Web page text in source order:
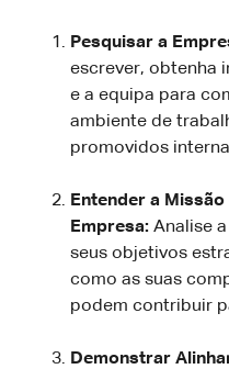
Pesquisar a
escrever, obtenha
e a equipa para
ambiente de
promovidos
Entender a
Empresa: Analise
seus objetivos
como as suas
podem contribuir
Demonstrar